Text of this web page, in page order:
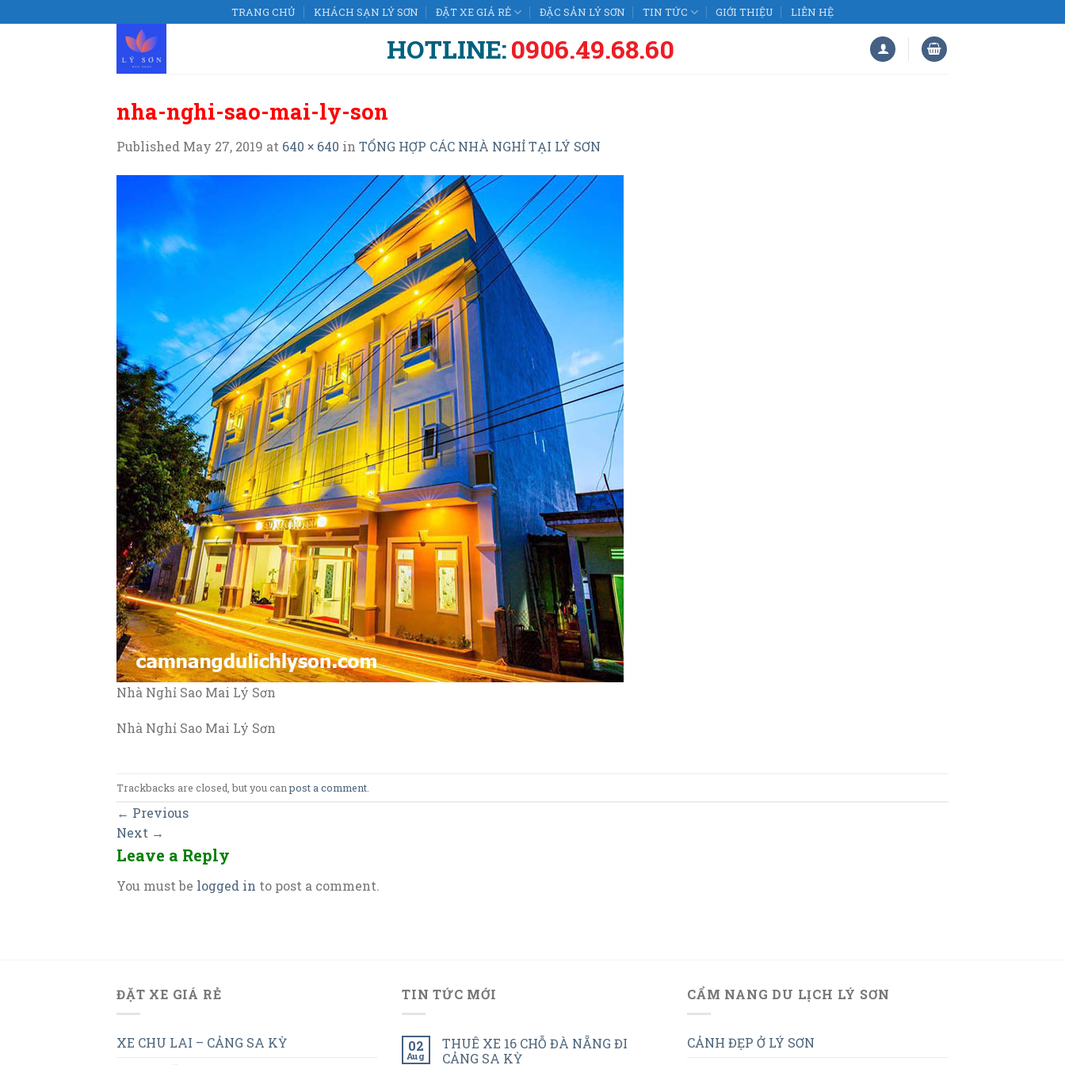
to
TRANG CHỦ KHÁCH SẠN LÝ SƠN ĐẶT XE GIÁ RẺ ĐẶC SẢN LÝ SƠN TIN TỨC GIỚI THIỆU LIÊN HỆ
HOTLINE:0906.49.68.60
nha-nghi-sao-mai-ly-son
Published May 27, 2019 at 640 × 640 in TỔNG HỢP CÁC NHÀ NGHỈ TẠI LÝ SƠN
Nhà Nghỉ Sao Mai Lý Sơn
Nhà Nghỉ Sao Mai Lý Sơn
Trackbacks are closed, but you canpost a comment
← Previous
Next →
Leave a Reply
You must be logged in to post a comment.
ĐẶT XE GIÁ RẺ
XE CHU LAI – CẢNG SA KỲ
TIN TỨC MỚI
02
Aug
THUÊ XE 16 CHỖ ĐÀ NẴNG ĐI
CẢNG SA KỲ
CẨM NANG DU LỊCH LÝ SƠN
CẢNH ĐẸP Ở LÝ SƠN